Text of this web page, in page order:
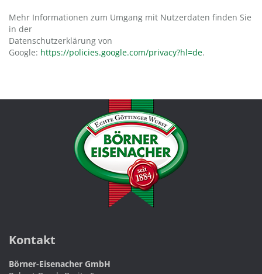
Mehr Informationen zum Umgang mit Nutzerdaten finden Sie
in der
Datenschutzerklärung von
Google: https://policies.google.com/privacy?hl=de.
Kontakt
Börner-Eisenacher GmbH